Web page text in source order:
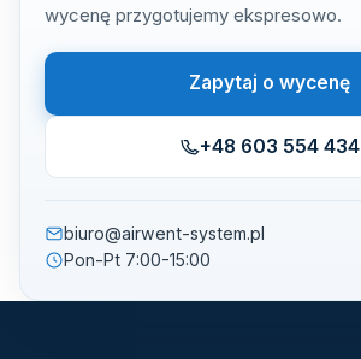
wycenę przygotujemy ekspresowo.
Zapytaj o wycenę
+48 603 554 434
biuro@airwent-system.pl
Pon-Pt 7:00-15:00